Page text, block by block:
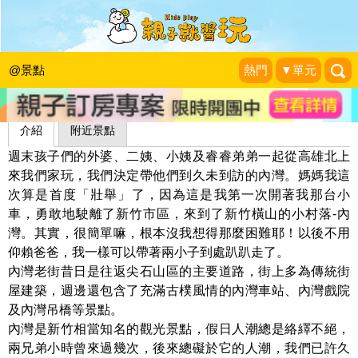
@景點 熱門 ▼單元
內灣老街
藍子兄弟
介紹 附近景點
週末孩子們的外婆、二姨、小姨及睿睿弟弟一起從高雄北上
來我們家玩，我們決定帶他們到久未到訪的內灣。媽媽我這
次算是首度「壯舉」了，因為這是我第一次開著我那台小
車，勇敢地駛離了新竹市區，來到了新竹橫山的小村落-內
灣。其實，很簡單嘛，根本沒我想得那麼困難耶！以後不用
仰賴爸爸，我一樣可以帶著兩小子到處趴趴走了。
內灣老街昔日是往返尖石山區的主要道路，街上多為傳統街
屋建築，週邊還包含了充滿古樸風情的內灣車站、內灣戲院
及內灣吊橋等景點。
內灣是新竹相當知名的觀光景點，假日人潮總是絡繹不絕，
兩兄弟小時曾來過幾次，後來總礙於它的人潮，我們已許久